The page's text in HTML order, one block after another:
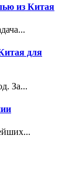
из Китая
для
За...